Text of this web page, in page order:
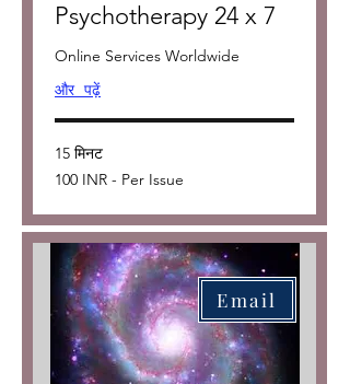
Psychotherapy 24 x 7
Online Services Worldwide
और पढ़ें
15 मिनट
100
INR
100 INR - Per Issue
Email